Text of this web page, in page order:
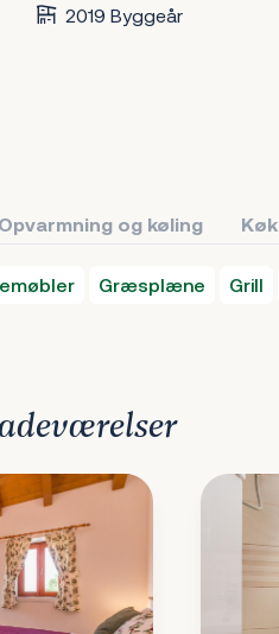
2019 Byggeår
Opvarmning og køling
Græsplæne Grill